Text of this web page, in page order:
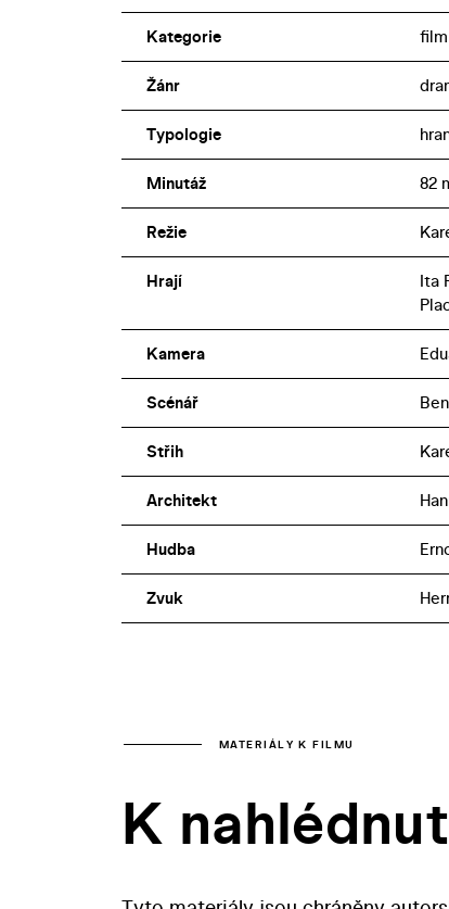
Kategorie film
Žánr
Typologie
Minutáž 82
Režie
Hrají
Ita
Kamera
Scénář
Střih
Architekt
Hudba
Zvuk
MATERIÁLY K FILMU
K